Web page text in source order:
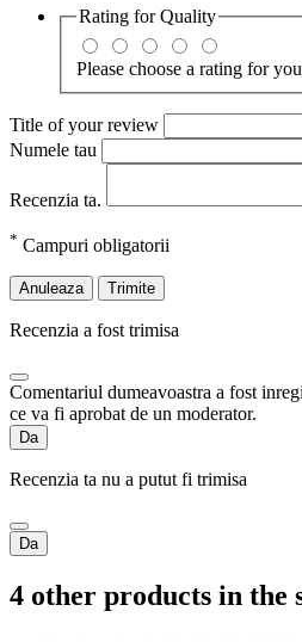
Rating forQuality
Please choose a rating for
Title of your review
Numele tau
Recenzia ta.
* Campuri obligatorii
Anuleaza Trimite
Recenzia a fost trimisa
Comentariul dumeavoastra a fost
ce va fi aprobat de un moderator.
Da
Recenzia ta nu a putut fi trimisa
Da
4 other products in the